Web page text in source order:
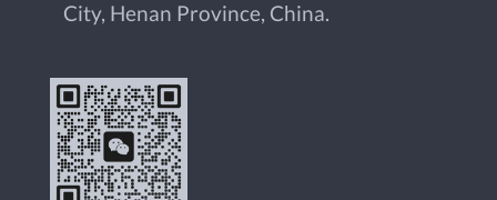
City, Henan Province, China.